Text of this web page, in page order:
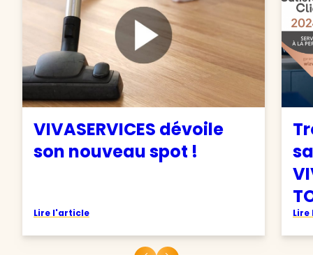
VIVASERVICES dévoile
son nouveau spot !
Lire l'article